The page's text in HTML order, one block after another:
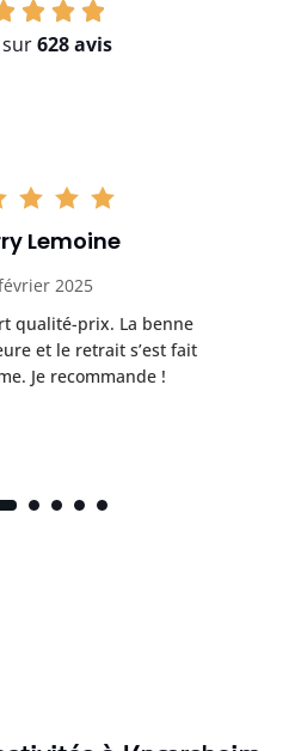
sur628 avis
Lemoine
2025
qualité-prix. La benne
et le retrait s’est fait
Je recommande !